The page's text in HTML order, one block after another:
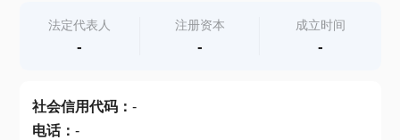
查产地
法定代表人
-
注册资本
-
成立时间
-
社会信用代码： -
电话： -